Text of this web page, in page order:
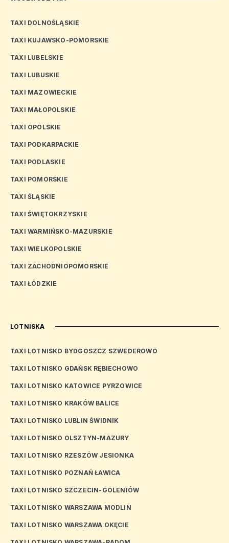
TAXI DOLNOŚLĄSKIE
TAXI KUJAWSKO-POMORSKIE
TAXI LUBELSKIE
TAXI LUBUSKIE
TAXI MAZOWIECKIE
TAXI MAŁOPOLSKIE
TAXI OPOLSKIE
TAXI PODKARPACKIE
TAXI PODLASKIE
TAXI POMORSKIE
TAXI ŚLĄSKIE
TAXI ŚWIĘTOKRZYSKIE
TAXI WARMIŃSKO-MAZURSKIE
TAXI WIELKOPOLSKIE
TAXI ZACHODNIOPOMORSKIE
TAXI ŁÓDZKIE
LOTNISKA
TAXI LOTNISKO BYDGOSZCZ SZWEDEROWO
TAXI LOTNISKO GDAŃSK RĘBIECHOWO
TAXI LOTNISKO KATOWICE PYRZOWICE
TAXI LOTNISKO KRAKÓW BALICE
TAXI LOTNISKO LUBLIN ŚWIDNIK
TAXI LOTNISKO OLSZTYN-MAZURY
TAXI LOTNISKO RZESZÓW JESIONKA
TAXI LOTNISKO POZNAŃ ŁAWICA
TAXI LOTNISKO SZCZECIN-GOLENIÓW
TAXI LOTNISKO WARSZAWA MODLIN
TAXI LOTNISKO WARSZAWA OKĘCIE